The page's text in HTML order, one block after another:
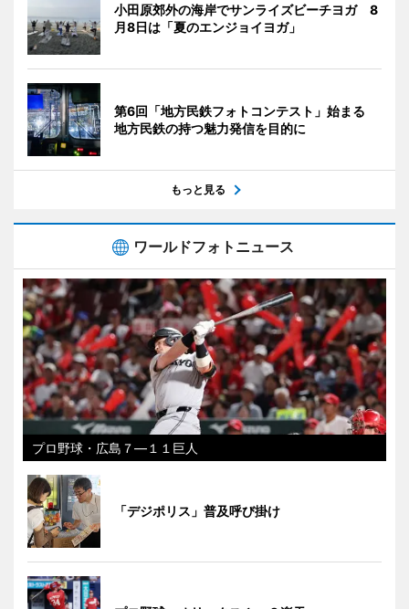
小田原郊外の海岸でサンライズビーチヨガ 8
月8日は「夏のエンジョイヨガ」
第6回「地方民鉄フォトコンテスト」始まる
地方民鉄の持つ魅力発信を目的に
もっと見る
ワールドフォトニュース
プロ野球・広島７―１１巨人
「デジポリス」普及呼び掛け